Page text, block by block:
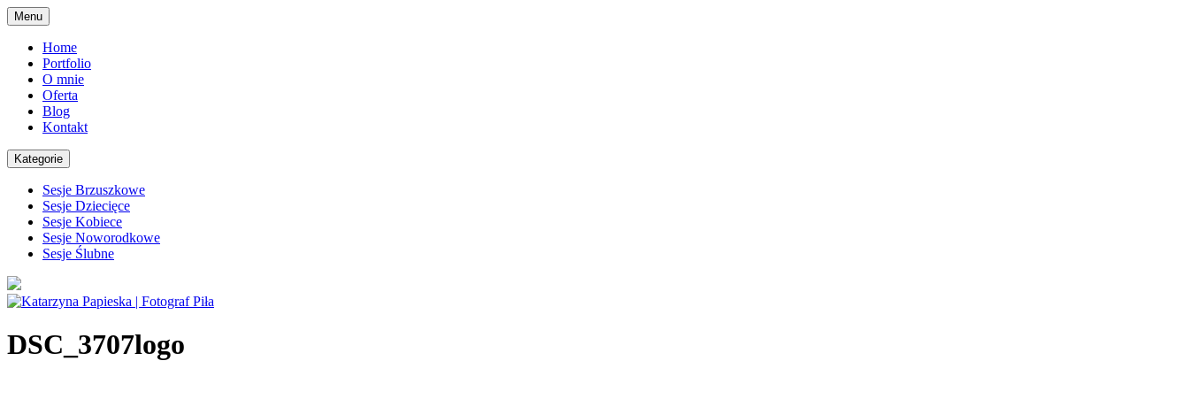
Skip
to
content
Menu
Home
Portfolio
O mnie
Oferta
Blog
Kontakt
Kategorie
Sesje Brzuszkowe
Sesje Dziecięce
Sesje Kobiece
Sesje Noworodkowe
Sesje Ślubne
DSC_3707logo